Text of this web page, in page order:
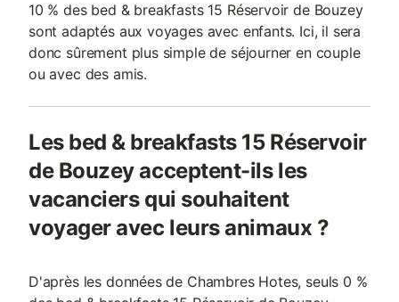
10 % des bed & breakfasts 15 Réservoir de Bouzey
sont adaptés aux voyages avec enfants. Ici, il sera
donc sûrement plus simple de séjourner en couple
ou avec des amis.
Les bed & breakfasts 15 Réservoir
de Bouzey acceptent-ils les
vacanciers qui souhaitent
voyager avec leurs animaux ?
D'après les données de Chambres Hotes, seuls 0 %